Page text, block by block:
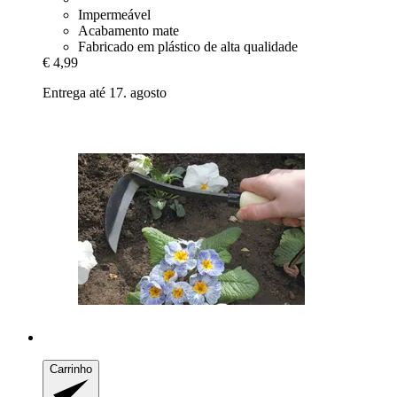
Impermeável
Acabamento mate
Fabricado em plástico de alta qualidade
€ 4,99
Entrega até 17. agosto
Carrinho